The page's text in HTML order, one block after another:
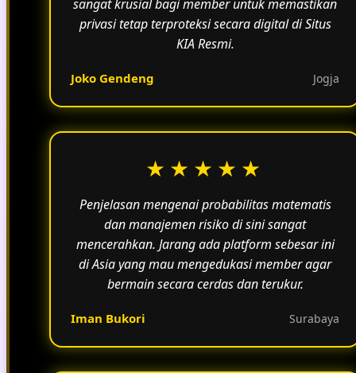
sangat krusial bagi member untuk memastikan
privasi tetap terproteksi secara digital di Situs
KIA Resmi.
Joko Gendeng Jogja
★★★★★
Penjelasan mengenai probabilitas matematis
dan manajemen risiko di sini sangat
mencerahkan. Jarang ada platform sebesar ini
di Asia yang mau mengedukasi member agar
bermain secara cerdas dan terukur.
Iman Bukori Surabaya